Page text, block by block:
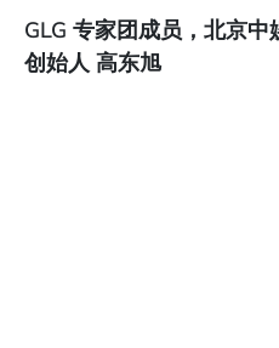
GLG 专家团成员，北京
创始人 高东旭